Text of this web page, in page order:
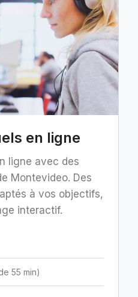
en ligne
ligne avec des
Montevideo. Des
à vos objectifs,
interactif.
55 min)